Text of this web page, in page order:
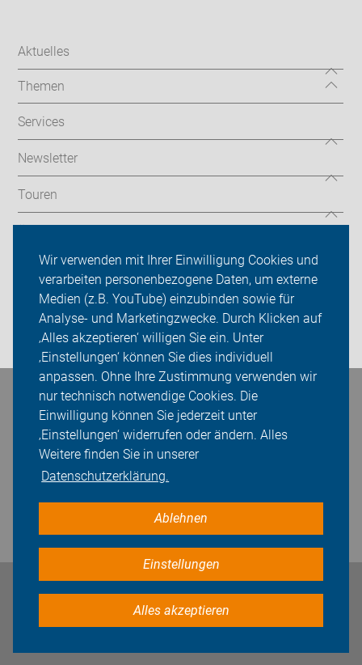
Wir verwenden mit Ihrer Einwilligung Cookies und
verarbeiten personenbezogene Daten, um externe
Medien (z.B. YouTube) einzubinden sowie für
Analyse- und Marketingzwecke. Durch Klicken auf
‚Alles akzeptieren‘ willigen Sie ein. Unter
‚Einstellungen‘ können Sie dies individuell
anpassen. Ohne Ihre Zustimmung verwenden wir
nur technisch notwendige Cookies. Die
Einwilligung können Sie jederzeit unter
‚Einstellungen‘ widerrufen oder ändern. Alles
Weitere finden Sie in unserer
Datenschutzerklärung.
Ablehnen
Einstellungen
Alles akzeptieren
Aktuelles
Themen
Services
Newsletter
Touren
Sei dabei
Presse
Login
Bleiben Sie in Kontakt